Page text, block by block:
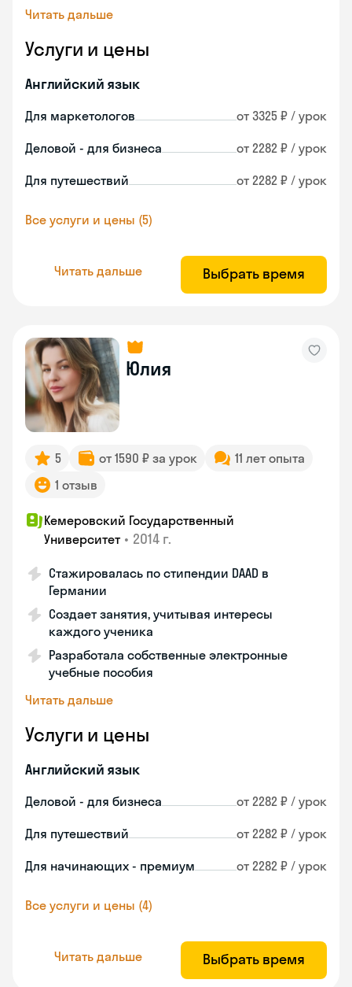
Читать дальше
Услуги и цены
Английский язык
Для маркетологов от 3325 ₽ / урок
Деловой - для бизнеса от 2282 ₽ / урок
Для путешествий от 2282 ₽ / урок
Все услуги и цены (5)
Читать дальше Выбрать время
Юлия
5 от 1590 ₽ за урок
11 лет опыта
1 отзыв
Кемеровский Государственный
Университет • 2014 г.
Стажировалась по стипендии DAAD в
Германии
Создает занятия, учитывая интересы
каждого ученика
Разработала собственные электронные
учебные пособия
Читать дальше
Услуги и цены
Английский язык
Деловой - для бизнеса от 2282 ₽ / урок
Для путешествий от 2282 ₽ / урок
Для начинающих - премиум от 2282 ₽ / урок
Все услуги и цены (4)
Читать дальше Выбрать время